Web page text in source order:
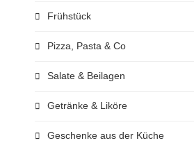
Frühstück
Pizza, Pasta & Co
Salate & Beilagen
Getränke & Liköre
Geschenke aus der Küche